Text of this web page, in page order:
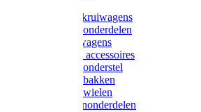
Landbouwkruiwagens
Kruiwagenonderdelen
Bouwkruiwagens
Kruiwagen accessoires
Kruiwagenonderstel
Kruiwagenbakken
Kruiwagenwielen
Steekwagenonderdelen